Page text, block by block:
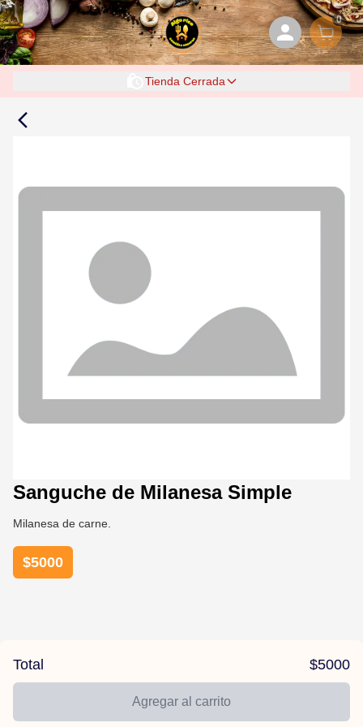
0
Tienda Cerrada
Sanguche de Milanesa Simple
Milanesa de carne.
$5000
Total $5000
Agregar al carrito